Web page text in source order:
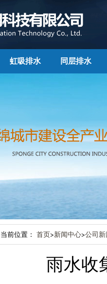
虹吸排水 同层排水
当前位置： 首页>新闻中心>公司新
雨水收